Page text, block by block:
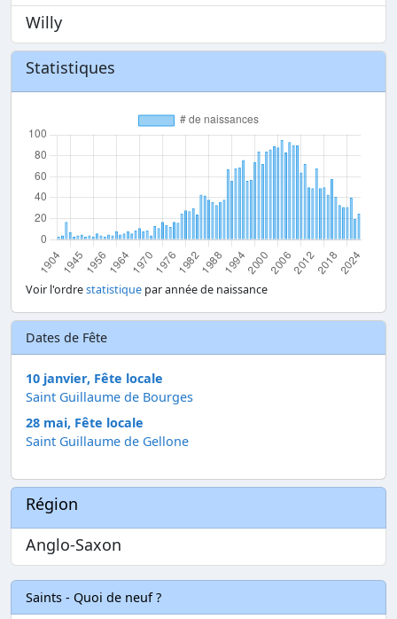
Willy
Statistiques
Voir l'ordrestatistique par année de naissance
Dates de Fête
10 janvier, Fête locale
Saint Guillaume de Bourges
28 mai, Fête locale
Saint Guillaume de Gellone
Région
Anglo-Saxon
Saints - Quoi de neuf ?